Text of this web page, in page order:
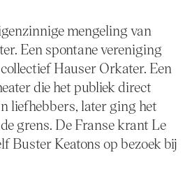
mengeling van
Een spontane vereniging
Hauser Orkater. Een
die het publiek direct
liefhebbers, later ging het
grens. De Franse krant Le
Buster Keatons op bezoek bij